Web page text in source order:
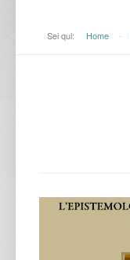
Sei qui: Home -